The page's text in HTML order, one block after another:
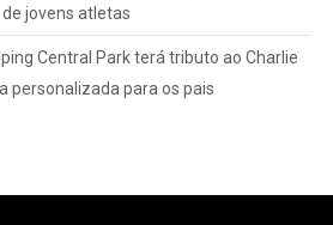
jovens atletas
Central Park terá tributo ao Charlie
personalizada para os pais